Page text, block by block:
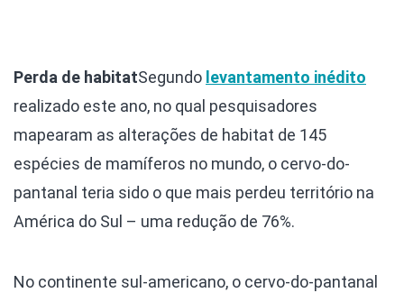
Perda de habitatSegundo levantamento inédito
realizado este ano, no qual pesquisadores
mapearam as alterações de habitat de 145
espécies de mamíferos no mundo, o cervo-do-
pantanal teria sido o que mais perdeu território na
América do Sul – uma redução de 76%.
No continente sul-americano, o cervo-do-pantanal